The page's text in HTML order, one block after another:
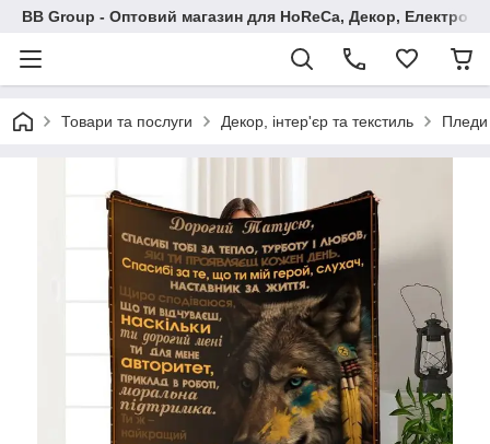
BB Group - Оптовий магазин для HoReCa, Декор,
Товари та послуги Декор, інтер'єр та текстиль Пледи